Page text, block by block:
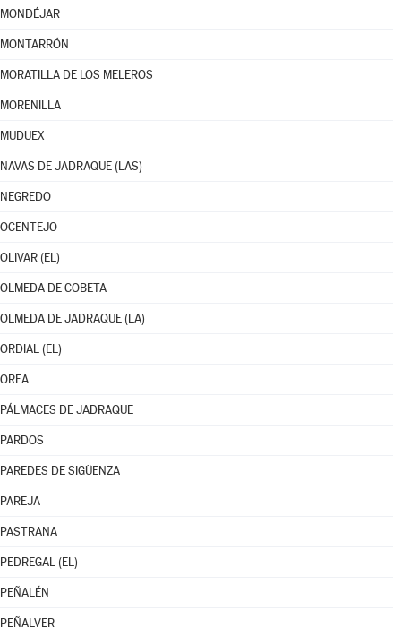
MONDÉJAR
MONTARRÓN
MORATILLA DE LOS MELEROS
MORENILLA
MUDUEX
NAVAS DE JADRAQUE (LAS)
NEGREDO
OCENTEJO
OLIVAR (EL)
OLMEDA DE COBETA
OLMEDA DE JADRAQUE (LA)
ORDIAL (EL)
OREA
PÁLMACES DE JADRAQUE
PARDOS
PAREDES DE SIGÜENZA
PAREJA
PASTRANA
PEDREGAL (EL)
PEÑALÉN
PEÑALVER